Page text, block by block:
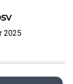
2025